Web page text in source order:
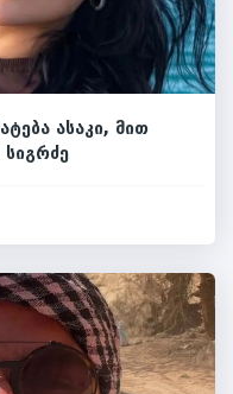
ასაკი, მით